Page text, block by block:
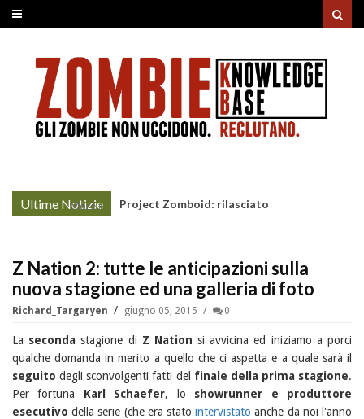
Ultime Notizie
More »
Project Zomboid: rilasciato
Z Nation 2: tutte le anticipazioni sulla
nuova stagione ed una galleria di foto
Richard_Targaryen giugno 05, 2015 0
La seconda stagione di Z Nation si avvicina ed iniziamo a porci
qualche domanda in merito a quello che ci aspetta e a quale sarà il
seguito degli sconvolgenti fatti del finale della prima stagione.
Per fortuna Karl Schaefer, lo showrunner e produttore
esecutivodella serie (che era statointervistatoanche da noi l'anno